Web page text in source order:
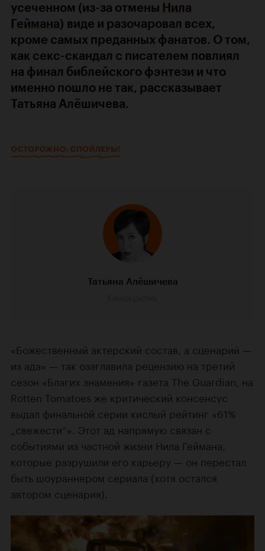
усеченном (из-за отмены Нила
Геймана) виде и разочаровал всех,
кроме самых преданных фанатов. О том,
как секс-скандал с писателем повлиял
на финал библейского фэнтези и что
именно пошло не так, рассказывает
Татьяна Алёшичева.
Татьяна Алёшичева
«Божественный актерский состав, а сценарий —
из ада» — так озаглавила рецензию на третий
сезон «Благих знамения» газета The Guardian, на
Rotten Tomatoes же критический консенсус
выдал финальной серии кислый рейтинг «61%
„свежести“». Этот ад напрямую связан с
событиями из частной жизни Нила Геймана,
которые разрушили его карьеру — он перестал
быть шоураннером сериала (хотя остался
автором сценария).